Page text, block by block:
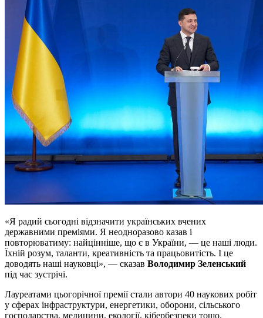
«Я радий сьогодні відзначити українських вчених
державними преміями. Я неодноразово казав і
повторюватиму: найцінніше, що є в України, — це наші люди.
Їхній розум, таланти, креативність та працьовитість. І це
доводять наші науковці», — сказав Володимир Зеленський
під час зустрічі.
Лауреатами цьогорічної премії стали автори 40 наукових робіт
у сферах інфраструктури, енергетики, оборони, сільського
господарства, медицини, екології, кібербезпеки тощо.